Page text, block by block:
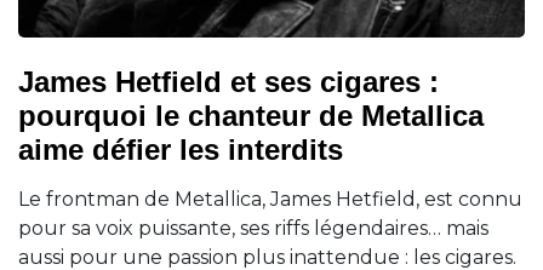
James Hetfield et ses cigares :
pourquoi le chanteur de Metallica
aime défier les interdits
Le frontman de Metallica, James Hetfield, est connu
pour sa voix puissante, ses riffs légendaires… mais
aussi pour une passion plus inattendue : les cigares.